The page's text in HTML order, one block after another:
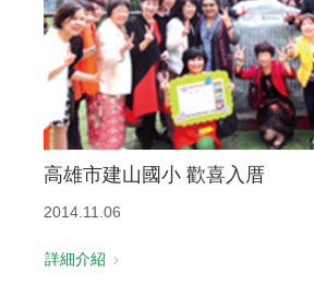
高雄市建山國小 歡喜入厝
2014.11.06
詳細介紹